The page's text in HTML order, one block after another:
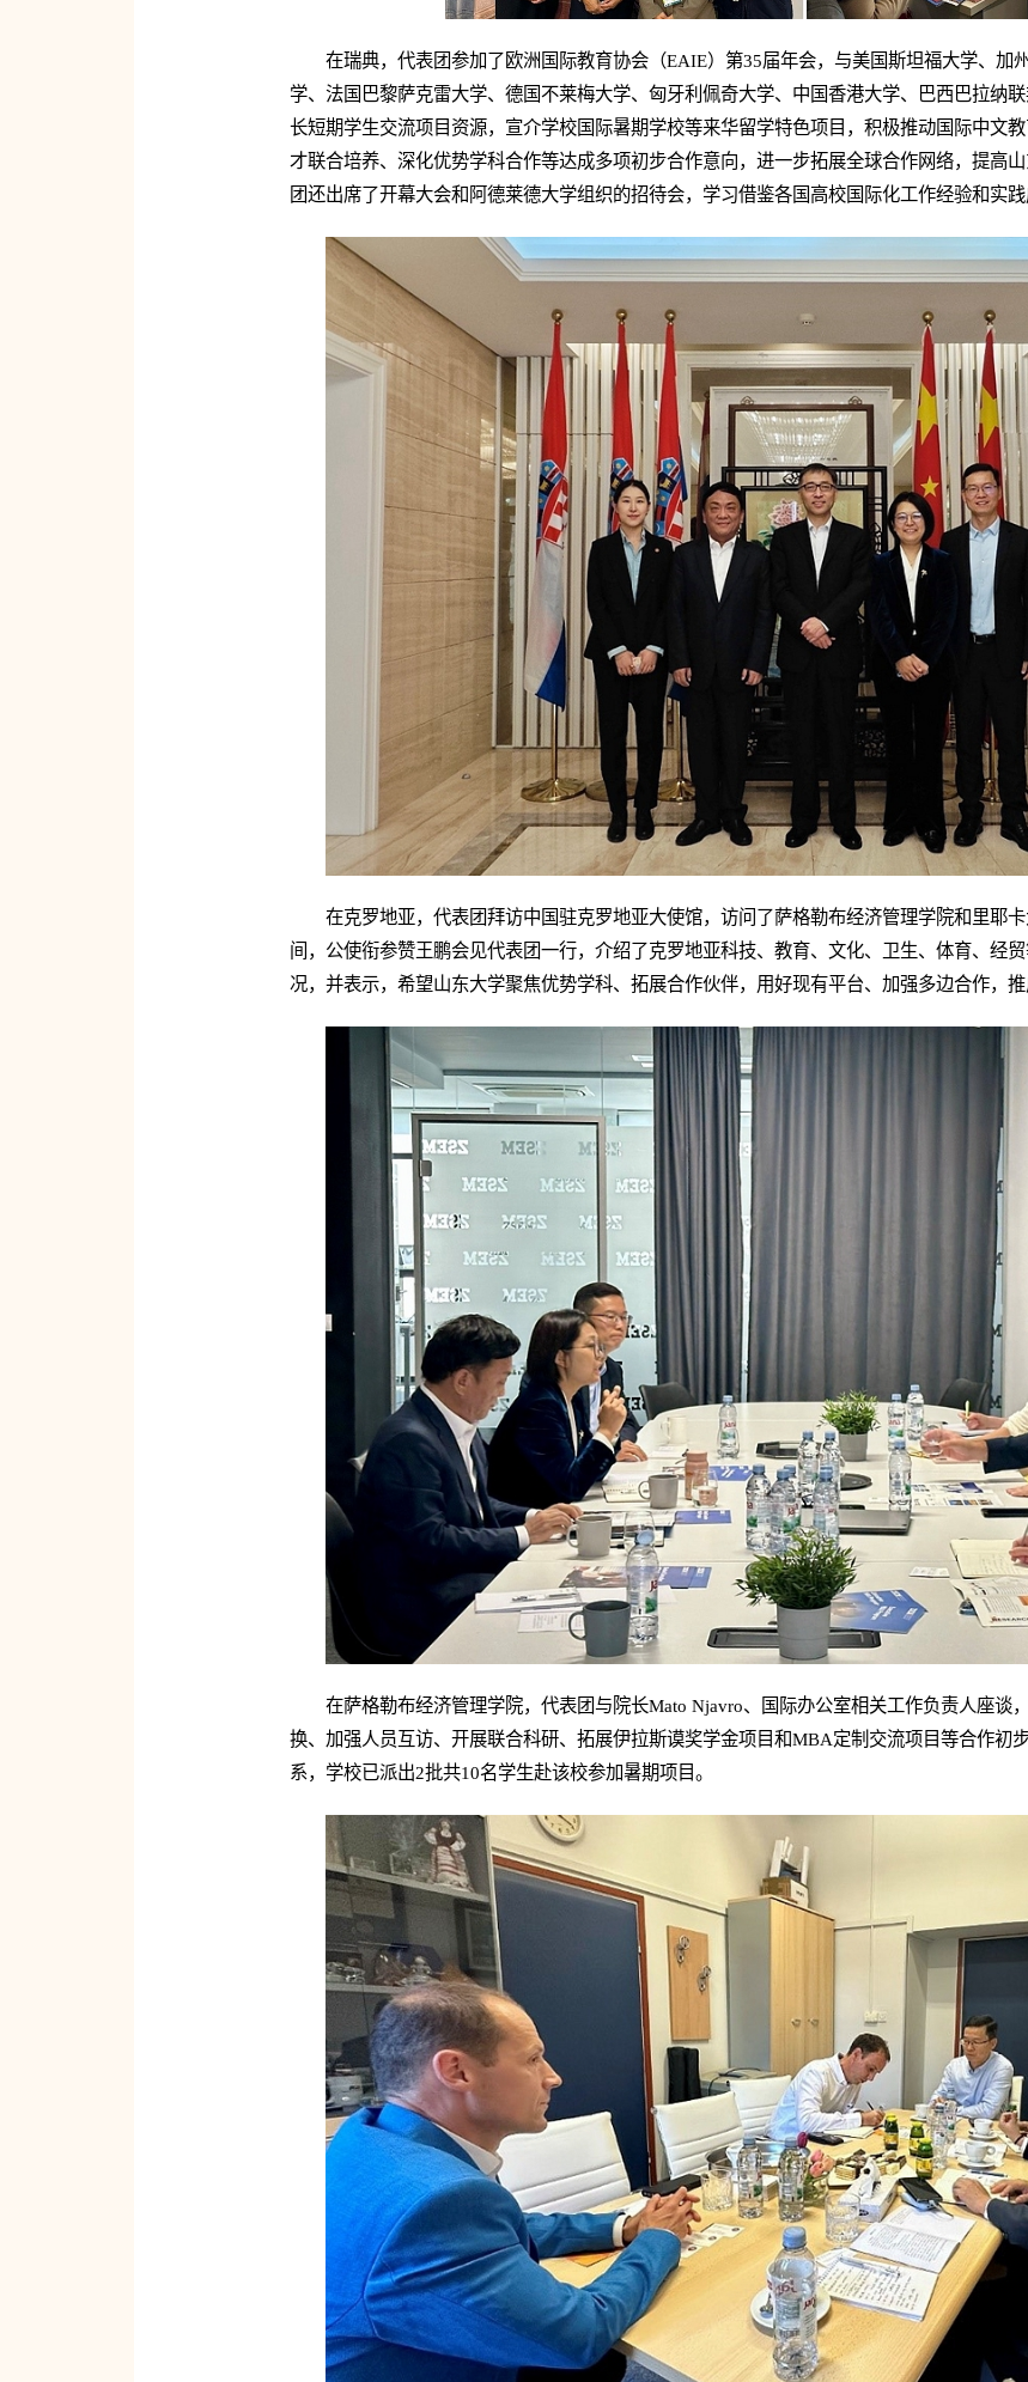
在瑞典，代表团参加了欧洲国际教育协会（EAIE）第35届年会，与美国斯坦福大学、加
学、法国巴黎萨克雷大学、德国不莱梅大学、匈牙利佩奇大学、中国香港大学、巴西巴拉纳
长短期学生交流项目资源，宣介学校国际暑期学校等来华留学特色项目，积极推动国际中文
才联合培养、深化优势学科合作等达成多项初步合作意向，进一步拓展全球合作网络，提高
团还出席了开幕大会和阿德莱德大学组织的招待会，学习借鉴各国高校国际化工作经验和实践
在克罗地亚，代表团拜访中国驻克罗地亚大使馆，访问了萨格勒布经济管理学院和里耶
间，公使衔参赞王鹏会见代表团一行，介绍了克罗地亚科技、教育、文化、卫生、体育、经
况，并表示，希望山东大学聚焦优势学科、拓展合作伙伴，用好现有平台、加强多边合作，推
在萨格勒布经济管理学院，代表团与院长Mato Njavro、国际办公室相关工作负责人座谈
换、加强人员互访、开展联合科研、拓展伊拉斯谟奖学金项目和MBA定制交流项目等合作初
系，学校已派出2批共10名学生赴该校参加暑期项目。